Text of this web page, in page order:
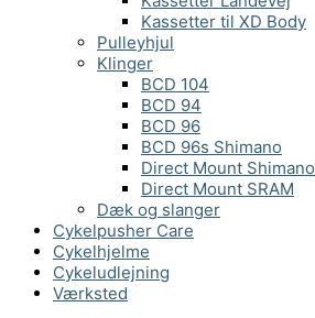
Kassetter til XD Body
Pulleyhjul
Klinger
BCD 104
BCD 94
BCD 96
BCD 96s Shimano
Direct Mount Shimano
Direct Mount SRAM
Dæk og slanger
Cykelpusher Care
Cykelhjelme
Cykeludlejning
Værksted